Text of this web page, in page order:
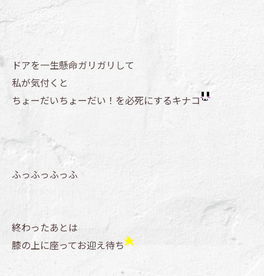
ドアを一生懸命ガリガリして
私が気付くと
ちょーだいちょーだい！を必死にするキナコ
ふっふっふっふ
終わったあとは
膝の上に座ってお迎え待ち